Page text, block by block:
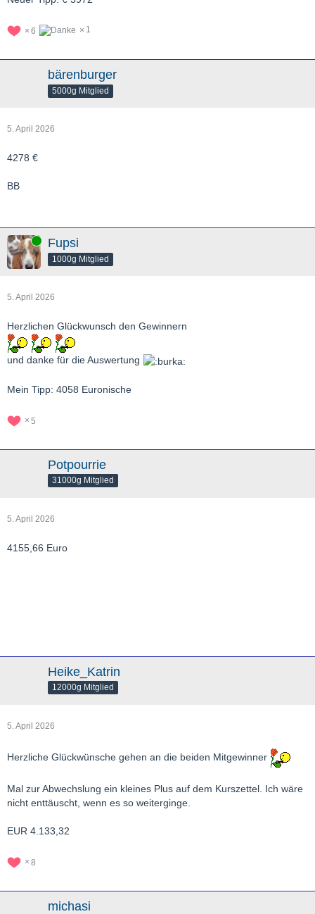
6 1
bärenburger
5000g Mitglied
5. April 2026
4278 €
BB
Online Fupsi
1000g Mitglied
5. April 2026
Herzlichen Glückwunsch den Gewinnern
und danke für die Auswertung
Mein Tipp: 4058 Euronische
5
Potpourrie
31000g Mitglied
5. April 2026
4155,66 Euro
Heike_Katrin
12000g Mitglied
5. April 2026
Herzliche Glückwünsche gehen an die beiden Mitgewinner
Mal zur Abwechslung ein kleines Plus auf dem Kurszettel. Ich wäre
nicht enttäuscht, wenn es so weiterginge.
EUR 4.133,32
8
michasi